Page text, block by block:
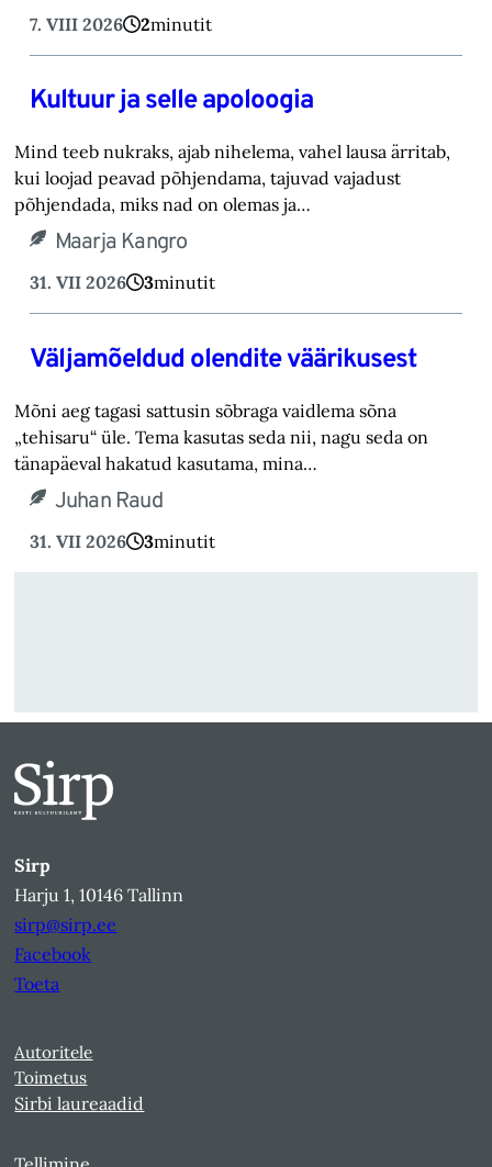
7. VIII 2026 2minutit
Kultuur ja selle apoloogia
Mind teeb nukraks, ajab nihelema, vahel lausa ärritab,
kui loojad peavad põhjendama, tajuvad vajadust
põhjendada, miks nad on olemas ja…
Maarja Kangro
31. VII 2026 3minutit
Väljamõeldud olendite väärikusest
Mõni aeg tagasi sattusin sõbraga vaidlema sõna
„tehisaru“ üle. Tema kasutas seda nii, nagu seda on
tänapäeval hakatud kasutama, mina…
Juhan Raud
31. VII 2026 3minutit
Sirp
Harju 1, 10146 Tallinn
sirp@sirp.ee
Facebook
Toeta
Autoritele
Toimetus
Sirbi laureaadid